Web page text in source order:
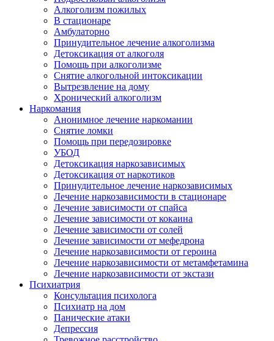
Алкоголизм пожилых
В стационаре
Амбулаторно
Принудительное лечение алкоголизма
Детоксикация от алкоголя
Помощь при алкоголизме
Снятие алкогольной интоксикации
Вытрезвление на дому
Хронический алкоголизм
Наркомания
Анонимное лечение наркомании
Снятие ломки
Помощь при передозировке
УБОД
Детоксикация наркозависимых
Детоксикация от наркотиков
Принудительное лечение наркозависимых
Лечение наркозависимости в стационаре
Лечение зависимости от спайса
Лечение зависимости от кокаина
Лечение зависимости от солей
Лечение зависимости от мефедрона
Лечение наркозависимости от героина
Лечение наркозависимости от метамфетамина
Лечение наркозависимости от экстази
Психиатрия
Консультация психолога
Психиатр на дом
Панические атаки
Депрессия